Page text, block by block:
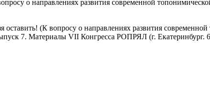
о направлениях развития современной
оставить! (К вопросу о направлениях развития
7. Материалы VII Конгресса РОПРЯЛ (г.